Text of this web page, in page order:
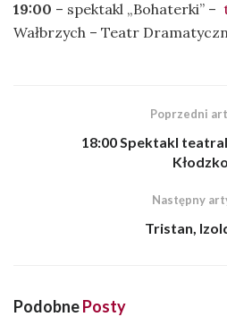
19:00 – spektakl „Bohaterki” –
Wałbrzych – Teatr
Poprzedni
18:00 Spektakl
Kłodzko
Następny
Tristan,
PodobnePosty